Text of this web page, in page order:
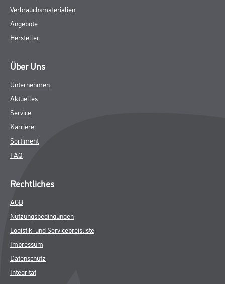
Verbrauchsmaterialien
Angebote
Hersteller
Über Uns
Unternehmen
Aktuelles
Service
Karriere
Sortiment
FAQ
Rechtliches
AGB
Nutzungsbedingungen
Logistik- und Servicepreisliste
Impressum
Datenschutz
Integrität